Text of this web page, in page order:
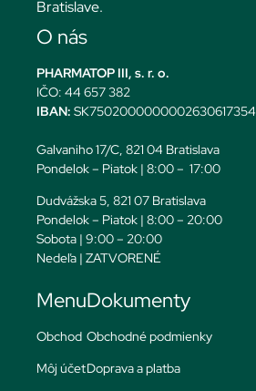
Bratislave.
O nás
PHARMATOP III, s. r. o.
IČO: 44 657 382
IBAN: SK7502000000002630617354
Galvaniho 17/C, 821 04 Bratislava
Pondelok – Piatok | 8:00 – 17:00
Dudvážska 5, 821 07 Bratislava
Pondelok – Piatok | 8:00 – 20:00
Sobota | 9:00 – 20:00
Nedeľa | ZATVORENÉ
Menu
Obchod
Môj účet
Dokumenty
Obchodné podmienky
Doprava a platba